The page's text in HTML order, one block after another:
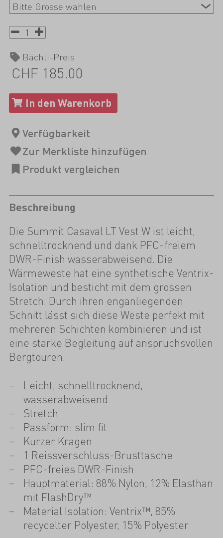
Bächli-Preis
CHF 185.00
Beschreibung
Die Summit Casaval LT Vest W ist leicht,
schnelltrocknend und dank PFC-freiem
DWR-Finish wasserabweisend. Die
Wärmeweste hat eine synthetische Ventrix-
Isolation und besticht mit dem grossen
Stretch. Durch ihren enganliegenden
Schnitt lässt sich diese Weste perfekt mit
mehreren Schichten kombinieren und ist
eine starke Begleitung auf anspruchsvollen
Bergtouren.
Leicht, schnelltrocknend,
wasserabweisend
Stretch
Passform: slim fit
Kurzer Kragen
1 Reissverschluss-Brusttasche
PFC-freies DWR-Finish
Hauptmaterial: 88% Nylon, 12% Elasthan
mit FlashDry™
Material Isolation: Ventrix™, 85%
recycelter Polyester, 15% Polyester